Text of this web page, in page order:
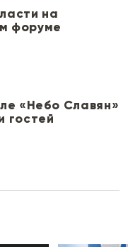
на
форуме
«Небо Славян»
гостей